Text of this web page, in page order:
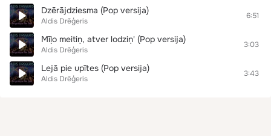
Dzērājdziesma (Pop versija)
Aldis Drēģeris
6:51
Mīļo meitiņ, atver lodziņ' (Pop versija)
Aldis Drēģeris
3:03
Lejā pie upītes (Pop versija)
Aldis Drēģeris
3:43